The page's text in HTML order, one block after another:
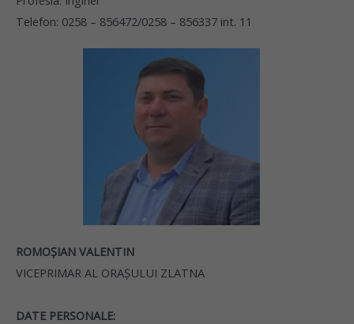
Telefon: 0258 – 856472/0258 – 856337 int. 11
ROMOŞIAN VALENTIN
VICEPRIMAR AL ORAŞULUI ZLATNA
DATE PERSONALE: